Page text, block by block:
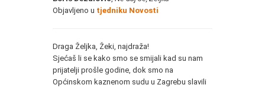
Objavljeno u tjedniku Novosti
Draga Željka, Žeki, najdraža!
Sjećaš li se kako smo se smijali kad su nam
prijatelji prošle godine, dok smo na
Općinskom kaznenom sudu u Zagrebu slavili